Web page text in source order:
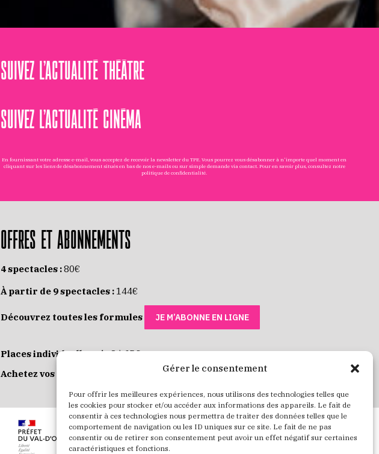
Gérer le consentement
Pour offrir les meilleures expériences, nous utilisons des technologies telles que
les cookies pour stocker et/ou accéder aux informations des appareils. Le fait de
consentir à ces technologies nous permettra de traiter des données telles que le
comportement de navigation ou les ID uniques sur ce site. Le fait de ne pas
consentir ou de retirer son consentement peut avoir un effet négatif sur certaines
caractéristiques et fonctions.
SUIVEZ L’ACTUALITÉ THÉÂTRE
SUIVEZ L’ACTUALITÉ CINÉMA
En fournissant votre adresse e-mail, vous acceptez de recevoir la newsletter du TPE. Vous pourrez vous désabonner à n'importe quel moment en
cliquant sur les liens de désabonnement situés en bas de nos e-mails ou sur simple demande via contact. Pour en savoir plus, consultez notre
politique de confidentialité
OFFRES ET ABONNEMENTS
4 spectacles :80€
À partir de 9 spectacles : 144€
Découvrez toutes les formules JE M’ABONNE EN LIGNE
Places individuelles :de 8 à 35€
Achetez vos places
JE RÉSERVE MES PLACES